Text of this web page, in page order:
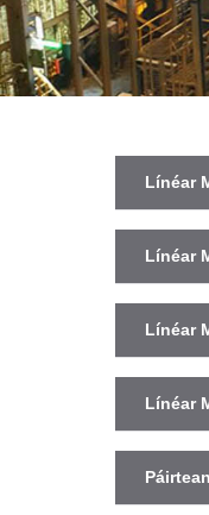
Línéar
Línéar
Línéar
Línéar